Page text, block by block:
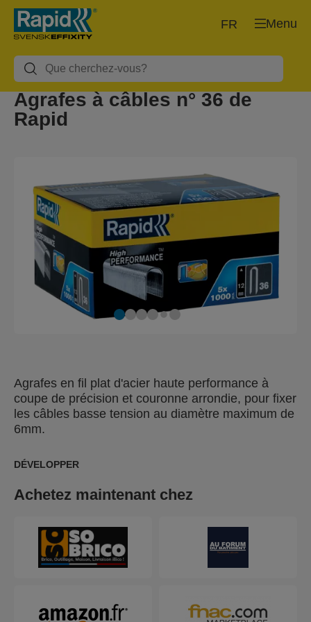
Menu
FR
Agrafes à câbles n° 36 de
Rapid
Agrafes en fil plat d'acier haute performance à
coupe de précision et couronne arrondie, pour fixer
les câbles basse tension au diamètre maximum de
6mm.
DÉVELOPPER
Achetez maintenant chez